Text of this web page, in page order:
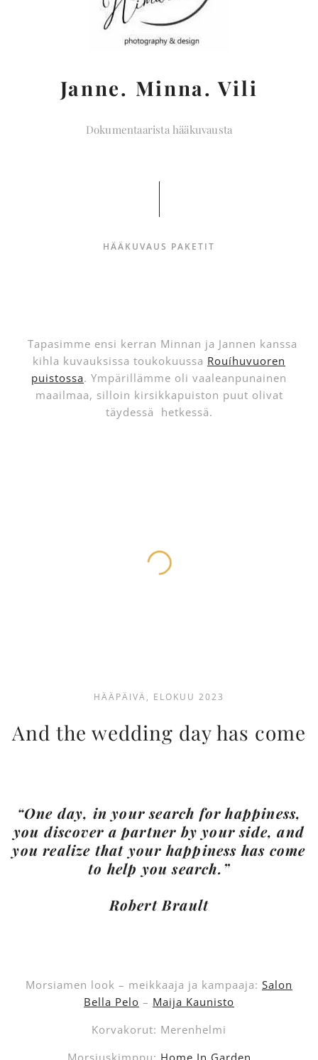
Janne. Minna. Vili
Dokumentaarista hääkuvausta
HÄÄKUVAUS PAKETIT
Tapasimme ensi kerran Minnan ja Jannen kanssa
kihla kuvauksissa toukokuussa Rouíhuvuoren
puistossa. Ympärillämme oli vaaleanpunainen
maailmaa, silloin kirsikkapuiston puut olivat
täydessä hetkessä.
HÄÄPÄIVÄ, ELOKUU 2023
And the wedding day has come
“One day, in your search for happiness,
you discover a partner by your side, and
you realize that your happiness has come
to help you search.”
Robert Brault
Morsiamen look – meikkaaja ja kampaaja: Salon
Bella Pelo – Maija Kaunisto
Korvakorut: Merenhelmi
Morsiuskimppu: Home In Garden